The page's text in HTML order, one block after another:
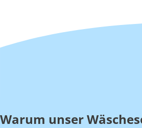
Warum unser